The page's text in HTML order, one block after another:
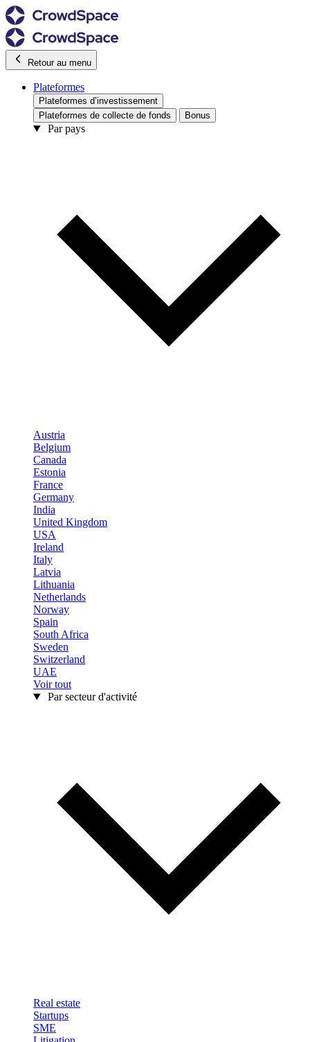
Retour au menu
Plateformes
Plateformes d’investissement
Plateformes de collecte de fonds
Bonus
Par pays
Austria
Belgium
Canada
Estonia
France
Germany
India
United Kingdom
USA
Ireland
Italy
Latvia
Lithuania
Netherlands
Norway
Spain
South Africa
Sweden
Switzerland
UAE
Voir tout
Par secteur d'activité
Real estate
Startups
SME